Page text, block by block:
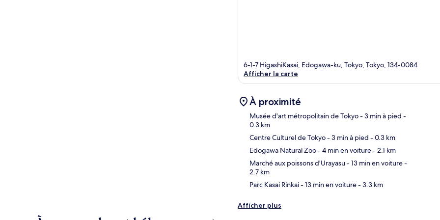
6-1-7 HigashiKasai, Edogawa-ku, Tokyo, Tokyo, 134-0084
Afficher la carte
À proximité
Musée d'art métropolitain de Tokyo- 3 min à pied -
0.3 km
Centre Culturel de Tokyo- 3 min à pied - 0.3 km
Edogawa Natural Zoo- 4 min en voiture- 2.1 km
Marché aux poissons d'Urayasu- 13 min en voiture-
2.7 km
Parc Kasai Rinkai- 13 min en voiture- 3.3 km
Afficher plus